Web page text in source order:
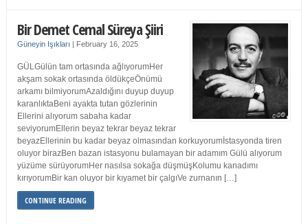
Bir Demet Cemal Süreya Şiiri
Güneyin Işıkları | February 16, 2025
GÜLGülün tam ortasında ağlıyorumHer
akşam sokak ortasında öldükçeÖnümü
arkamı bilmiyorumAzaldığını duyup duyup
karanlıktaBeni ayakta tutan gözlerinin
Ellerini alıyorum sabaha kadar
seviyorumEllerin beyaz tekrar beyaz tekrar
beyazEllerinin bu kadar beyaz olmasından korkuyorumİstasyonda tiren
oluyor birazBen bazan istasyonu bulamayan bir adamım Gülü alıyorum
yüzüme sürüyorumHer nasılsa sokağa düşmüşKolumu kanadımı
kırıyorumBir kan oluyor bir kıyamet bir çalgıVe zurnanın […]
CONTINUE READING